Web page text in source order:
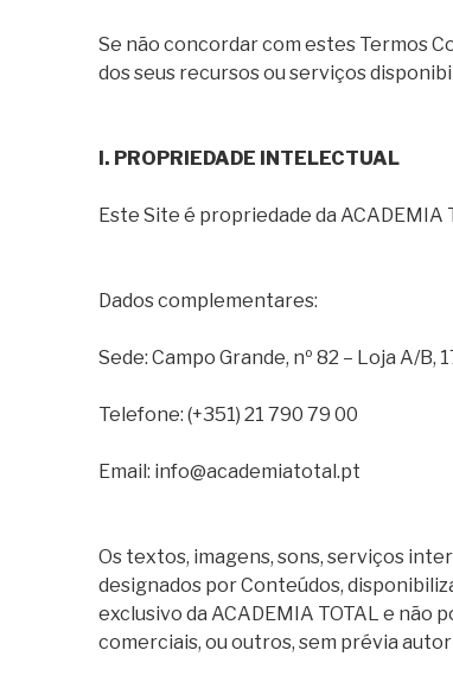
Se não concordar com estes Termos
dos seus recursos ou serviços
I. PROPRIEDADE INTELECTUAL
Este Site é propriedade da ACADEMIA
Dados complementares:
Sede: Campo Grande, nº 82 – Loja A/
Telefone: (+351) 21 790 79 00
Email: info@academiatotal.pt
Os textos, imagens, sons, serviços
designados por Conteúdos,
exclusivo da ACADEMIA TOTAL e
comerciais, ou outros, sem prévia